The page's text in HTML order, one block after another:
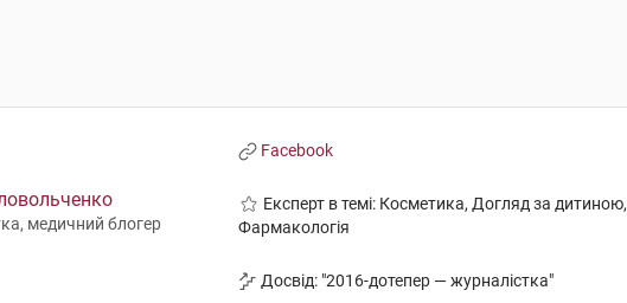
медичний блогер
Facebook
Експерт в темі: Косметика, Догляд за дитиною,
Фармакологія
Досвід: "2016-дотепер — журналістка"